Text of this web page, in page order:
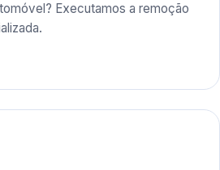
Executamos a remoção